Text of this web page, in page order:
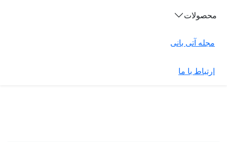
محصولات
مجله آتی بانی
ارتباط با ما